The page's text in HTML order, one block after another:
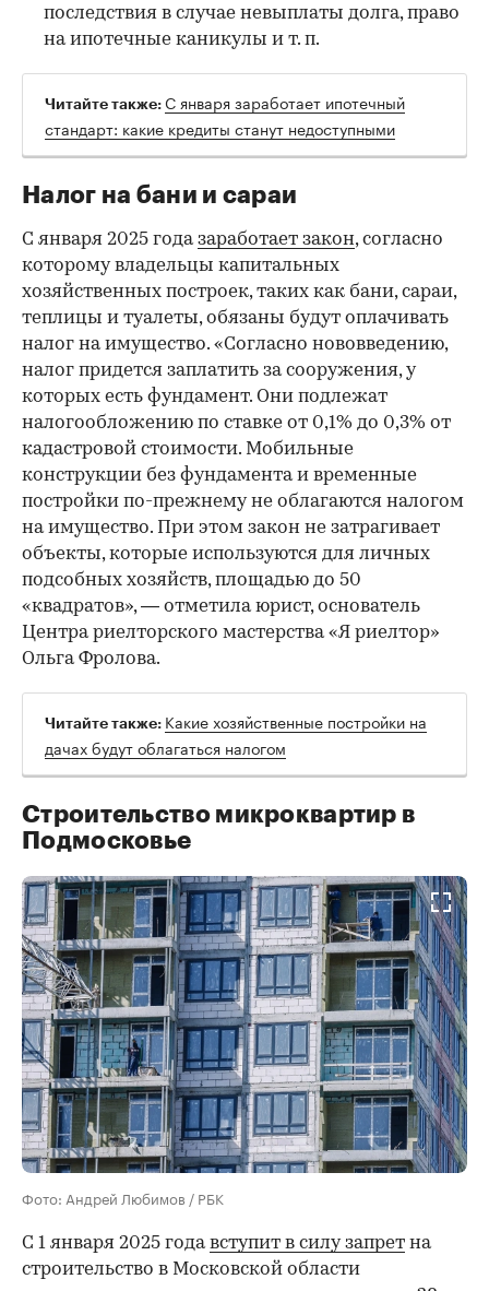
последствия в случае невыплаты долга, право
на ипотечные каникулы и т. п.
Читайте также: С января заработает ипотечный
стандарт: какие кредиты станут недоступными
Налог на бани и сараи
С января 2025 годазаработает закон, согласно
которому владельцы капитальных
хозяйственных построек, таких как бани, сараи,
теплицы и туалеты, обязаны будут оплачивать
налог на имущество. «Согласно нововведению,
налог придется заплатить за сооружения, у
которых есть фундамент. Они подлежат
налогообложению по ставке от 0,1% до 0,3% от
кадастровой стоимости. Мобильные
конструкции без фундамента и временные
постройки по-прежнему не облагаются налогом
на имущество. При этом закон не затрагивает
объекты, которые используются для личных
подсобных хозяйств, площадью до 50
«квадратов», — отметила юрист, основатель
Центра риелторского мастерства «Я риелтор»
Ольга Фролова.
Читайте также: Какие хозяйственные постройки на
дачах будут облагаться налогом
Строительство микроквартир в
Подмосковье
Фото: Андрей Любимов / РБК
С 1 января 2025 годавступит в силу запрет на
строительство в Московской области